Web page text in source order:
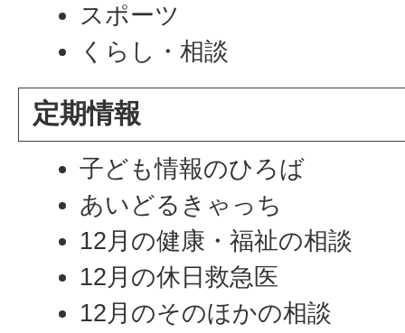
スポーツ
くらし・相談
定期情報
子ども情報のひろば
あいどるきゃっち
12月の健康・福祉の相談
12月の休日救急医
12月のそのほかの相談